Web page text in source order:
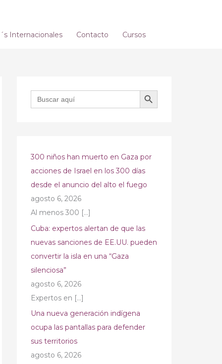
Internacionales Contacto Cursos
Buscar: BOTÓN DE BÚSQUEDA
300 niños han muerto en Gaza por
acciones de Israel en los 300 días
desde el anuncio del alto el fuego
agosto 6, 2026
Al menos 300 […]
Cuba: expertos alertan de que las
nuevas sanciones de EE.UU. pueden
convertir la isla en una “Gaza
silenciosa”
agosto 6, 2026
Expertos en […]
Una nueva generación indígena
ocupa las pantallas para defender
sus territorios
agosto 6, 2026